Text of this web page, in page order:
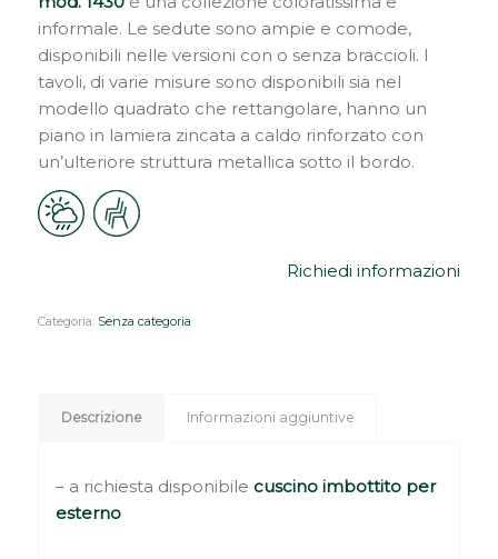
informale. Le sedute sono ampie e comode,
disponibili nelle versioni con o senza braccioli. I
tavoli, di varie misure sono disponibili sia nel
modello quadrato che rettangolare, hanno un
piano in lamiera zincata a caldo rinforzato con
un’ulteriore struttura metallica sotto il bordo.
Richiedi informazioni
Categoria: Senza categoria
Descrizione Informazioni aggiuntive
– a richiesta disponibile cuscino imbottito per
esterno